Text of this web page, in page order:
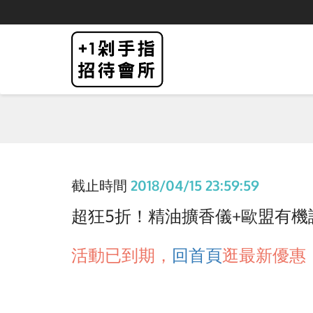
截止時間 2018/04/15 23:59:59
超狂5折！精油擴香儀+歐盟有
活動已到期， 回首頁逛最新優惠